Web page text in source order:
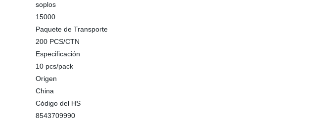
soplos
15000
Paquete de Transporte
200 PCS/CTN
Especificación
10 pcs/pack
Origen
China
Código del HS
8543709990